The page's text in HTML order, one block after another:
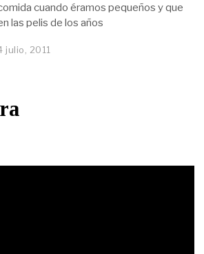
cuando éramos pequeños y que
las pelis de los años
julio, 2011